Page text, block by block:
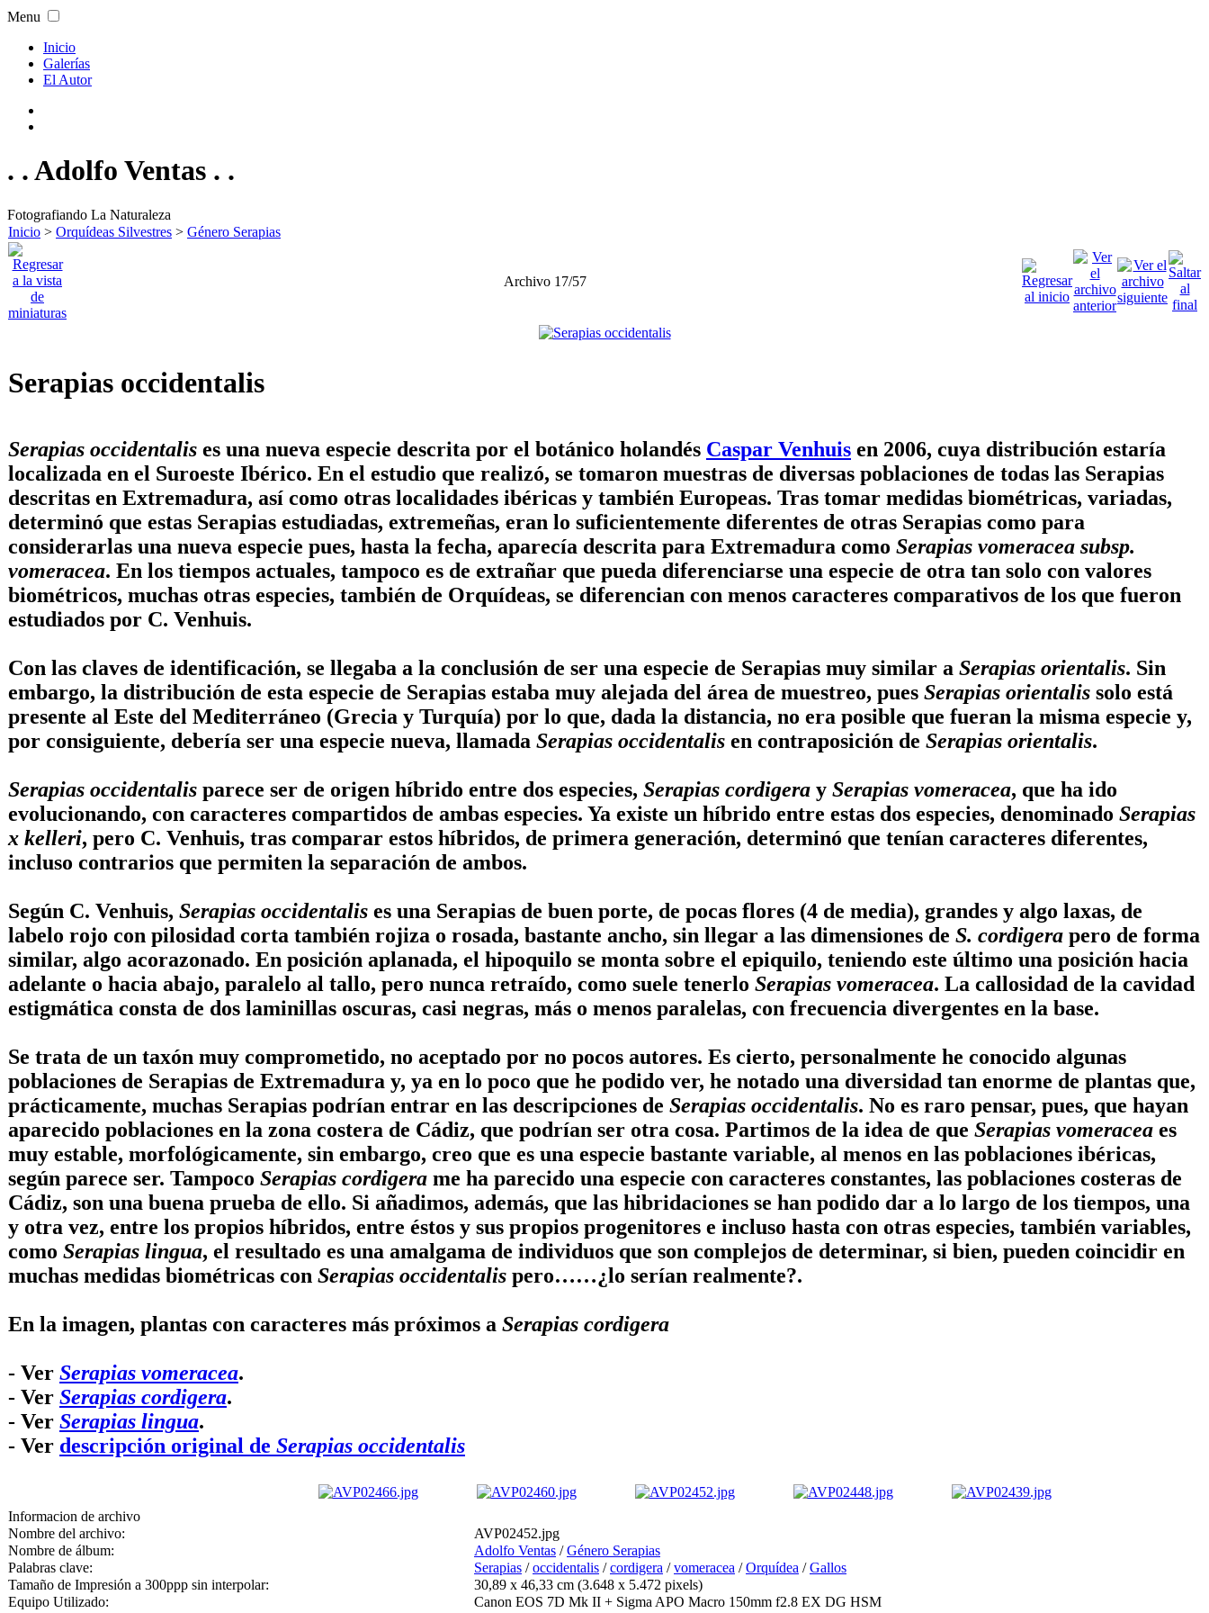
Menu
Inicio
Galerías
El Autor
. . Adolfo Ventas . .
Fotografiando La Naturaleza
Inicio > Orquídeas Silvestres > Género Serapias
Archivo 17/57
Serapias occidentalis
Serapias occidentalis es una nueva especie descrita por el botánico holandés Caspar Venhuis en 2006, cuya distribución estaría
localizada en el Suroeste Ibérico. En el estudio que realizó, se tomaron muestras de diversas poblaciones de todas las Serapias
descritas en Extremadura, así como otras localidades ibéricas y también Europeas. Tras tomar medidas biométricas, variadas,
determinó que estas Serapias estudiadas, extremeñas, eran lo suficientemente diferentes de otras Serapias como para
considerarlas una nueva especie pues, hasta la fecha, aparecía descrita para Extremadura como Serapias vomeracea subsp.
vomeracea. En los tiempos actuales, tampoco es de extrañar que pueda diferenciarse una especie de otra tan solo con valores
biométricos, muchas otras especies, también de Orquídeas, se diferencian con menos caracteres comparativos de los que fueron
estudiados por C. Venhuis.
Con las claves de identificación, se llegaba a la conclusión de ser una especie de Serapias muy similar a Serapias orientalis. Sin
embargo, la distribución de esta especie de Serapias estaba muy alejada del área de muestreo, pues Serapias orientalis solo está
presente al Este del Mediterráneo (Grecia y Turquía) por lo que, dada la distancia, no era posible que fueran la misma especie y,
por consiguiente, debería ser una especie nueva, llamada Serapias occidentalis en contraposición de Serapias orientalis.
Serapias occidentalis parece ser de origen híbrido entre dos especies, Serapias cordigera y Serapias vomeracea, que ha ido
evolucionando, con caracteres compartidos de ambas especies. Ya existe un híbrido entre estas dos especies, denominado Serapias
x kelleri, pero C. Venhuis, tras comparar estos híbridos, de primera generación, determinó que tenían caracteres diferentes,
incluso contrarios que permiten la separación de ambos.
Según C. Venhuis, Serapias occidentalis es una Serapias de buen porte, de pocas flores (4 de media), grandes y algo laxas, de
labelo rojo con pilosidad corta también rojiza o rosada, bastante ancho, sin llegar a las dimensiones de S. cordigera pero de forma
similar, algo acorazonado. En posición aplanada, el hipoquilo se monta sobre el epiquilo, teniendo este último una posición hacia
adelante o hacia abajo, paralelo al tallo, pero nunca retraído, como suele tenerlo Serapias vomeracea. La callosidad de la cavidad
estigmática consta de dos laminillas oscuras, casi negras, más o menos paralelas, con frecuencia divergentes en la base.
Se trata de un taxón muy comprometido, no aceptado por no pocos autores. Es cierto, personalmente he conocido algunas
poblaciones de Serapias de Extremadura y, ya en lo poco que he podido ver, he notado una diversidad tan enorme de plantas que,
prácticamente, muchas Serapias podrían entrar en las descripciones de Serapias occidentalis. No es raro pensar, pues, que hayan
aparecido poblaciones en la zona costera de Cádiz, que podrían ser otra cosa. Partimos de la idea de que Serapias vomeracea es
muy estable, morfológicamente, sin embargo, creo que es una especie bastante variable, al menos en las poblaciones ibéricas,
según parece ser. Tampoco Serapias cordigera me ha parecido una especie con caracteres constantes, las poblaciones costeras de
Cádiz, son una buena prueba de ello. Si añadimos, además, que las hibridaciones se han podido dar a lo largo de los tiempos, una
y otra vez, entre los propios híbridos, entre éstos y sus propios progenitores e incluso hasta con otras especies, también variables,
como Serapias lingua, el resultado es una amalgama de individuos que son complejos de determinar, si bien, pueden coincidir en
muchas medidas biométricas con Serapias occidentalis pero……¿lo serían realmente?.
En la imagen, plantas con caracteres más próximos a Serapias cordigera
- Ver Serapias vomeracea.
- Ver Serapias cordigera.
- Ver Serapias lingua.
- Ver descripción original de Serapias occidentalis
Informacion de archivo
Nombre del archivo:
AVP02452.jpg
Nombre de álbum:
Adolfo Ventas /Género Serapias
Palabras clave:
Serapias /occidentalis /cordigera /vomeracea /Orquídea /Gallos
Tamaño de Impresión a 300ppp sin interpolar:
30,89 x 46,33 cm (3.648 x 5.472 pixels)
Equipo Utilizado:
Canon EOS 7D Mk II + Sigma APO Macro 150mm f2.8 EX DG HSM